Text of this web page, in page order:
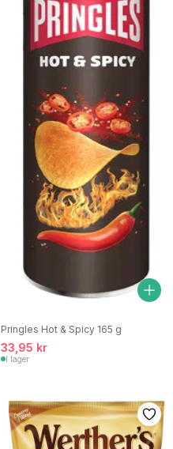
Pringles Hot & Spicy 165 g
33,95 kr
I lager